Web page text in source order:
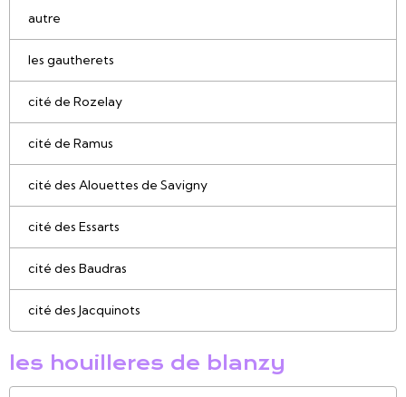
autre
les gautherets
cité de Rozelay
cité de Ramus
cité des Alouettes de Savigny
cité des Essarts
cité des Baudras
cité des Jacquinots
les houilleres de blanzy